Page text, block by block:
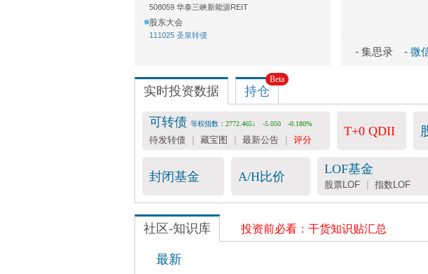
508059 华泰三峡新能源REIT
股东大会
111025 圣泉转债
收费数据
可转债评分表 -- 36元/月
- 集思录 - 微
实时投资数据 持仓
Beta
可转债 等权指数： 2772.465↓ -5.050 -0.180%
待发转债 藏宝图 最新公告 评分
T+0 QDII
封闭基金 A/H比价
LOF基金
股票LOF | 指数LOF
社区-知识库 投资前必看：干货知识贴汇总
最新